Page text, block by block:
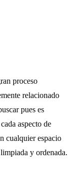
proceso
relacionado
pues es
aspecto de
cualquier espacio
y ordenada.